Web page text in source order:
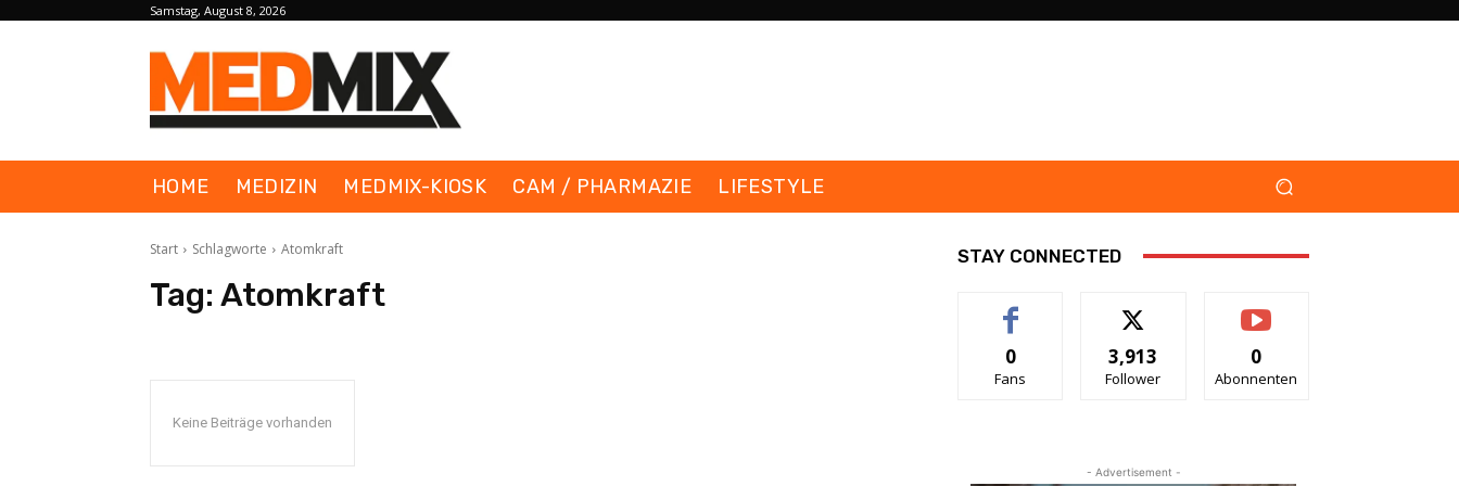
Samstag, August 8, 2026
HOME MEDIZIN MEDMIX-KIOSK CAM / PHARMAZIE LIFESTYLE
Start Schlagworte Atomkraft
Tag: Atomkraft
Keine Beiträge vorhanden
STAY CONNECTED
0
Fans
3,913
Follower
0
Abonnenten
- Advertisement -